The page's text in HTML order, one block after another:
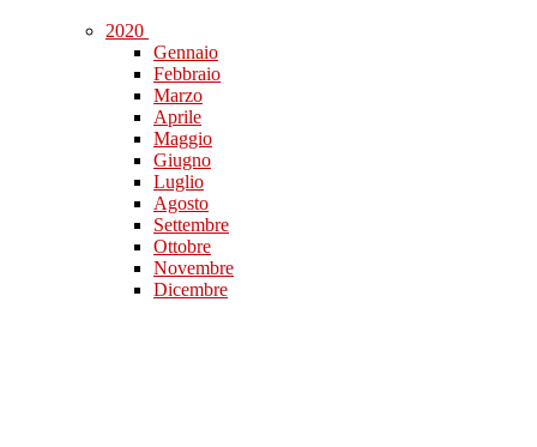
2020
Gennaio
Febbraio
Marzo
Aprile
Maggio
Giugno
Luglio
Agosto
Settembre
Ottobre
Novembre
Dicembre